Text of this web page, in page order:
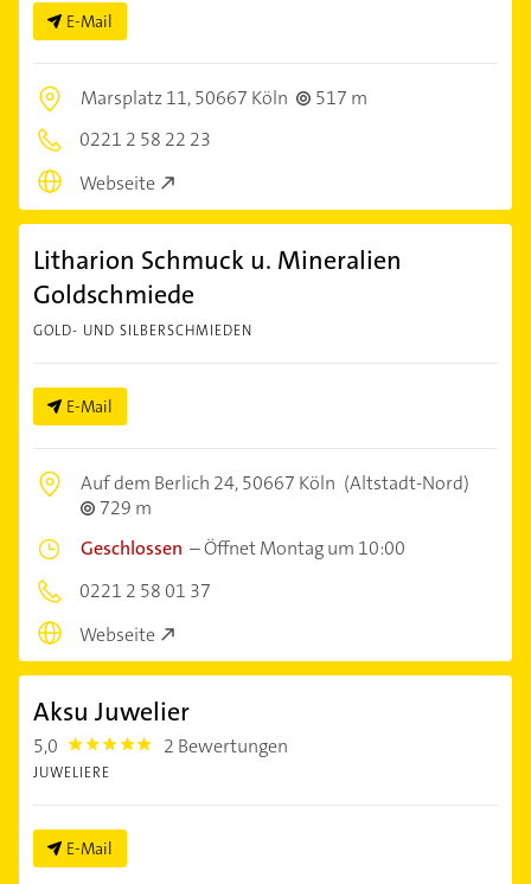
E-Mail
Marsplatz 11,50667 Köln
517 m
0221 2 58 22 23
Webseite
Litharion Schmuck u. Mineralien
Goldschmiede
GOLD- UND SILBERSCHMIEDEN
E-Mail
Auf dem Berlich 24,50667 Köln (Altstadt-Nord)
729 m
Geschlossen –Öffnet Montag um 10:00
0221 2 58 01 37
Webseite
Aksu Juwelier
5,0 5.0 2 Bewertungen
JUWELIERE
E-Mail